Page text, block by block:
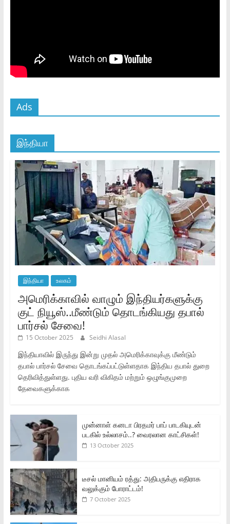
Ads
இந்தியா
இந்தியா உலகம்
அமெரிக்காவில் வாழும் இந்தியர்களுக்கு
குட் நியூஸ்..மீண்டும் தொடங்கியது தபால்
பார்சல் சேவை!
15 October 2025 Seidhi Alasal
இந்தியாவில் இருந்து இன்று முதல் அமெரிக்காவுக்கு மீண்டும்
தபால் பார்சல் சேவை தொடங்கப்பட்டுள்ளதாக இந்திய தபால் துறை
தெரிவித்துள்ளது. புதிய வரி விகிதம் மற்றும் ஒழுங்குமுறை
தேவைகளுக்காக
முன்னாள் கனடா பிரதமர் பாப் பாடகியுடன்
படகில் உல்லாசம்..? வைரலான காட்சிகள்!
13 October 2025
டீசல் மானியம் ரத்து: அதிபருக்கு எதிராக
வலுக்கும் போராட்டம்!
7 October 2025